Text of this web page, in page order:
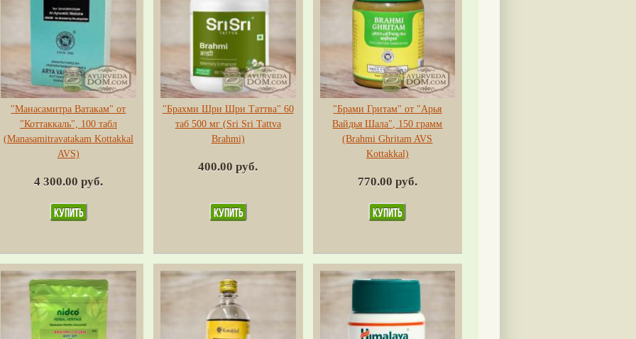
"Манасамитра Ватакам" от
"Коттаккаль", 100 табл
(Manasamitravatakam Kottakkal
AVS)
4 300.00 руб.
"Брахми Шри Шри Таттва" 60
таб 500 мг (Sri Sri Tattva
Brahmi)
400.00 руб.
"Брами Гритам" от "Арья
Вайдья Шала", 150 грамм
(Brahmi Ghritam AVS
Kottakkal)
770.00 руб.